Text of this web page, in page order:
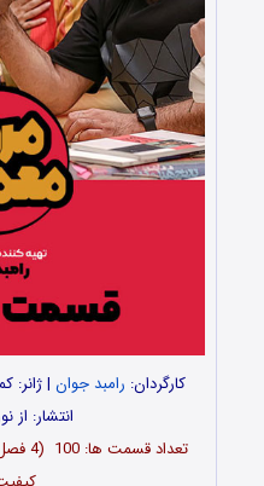
کارگردان: رامبد جوان | ژانر:
انتشار: از